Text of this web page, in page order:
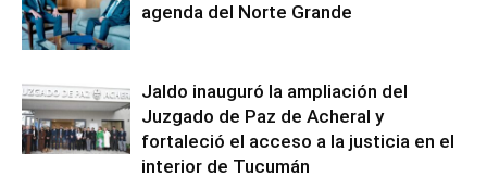
agenda del Norte Grande
Jaldo inauguró la ampliación del
Juzgado de Paz de Acheral y
fortaleció el acceso a la justicia en el
interior de Tucumán